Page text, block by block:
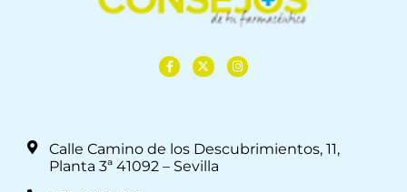
Calle Camino de los Descubrimientos, 11,
Planta 3ª 41092 – Sevilla